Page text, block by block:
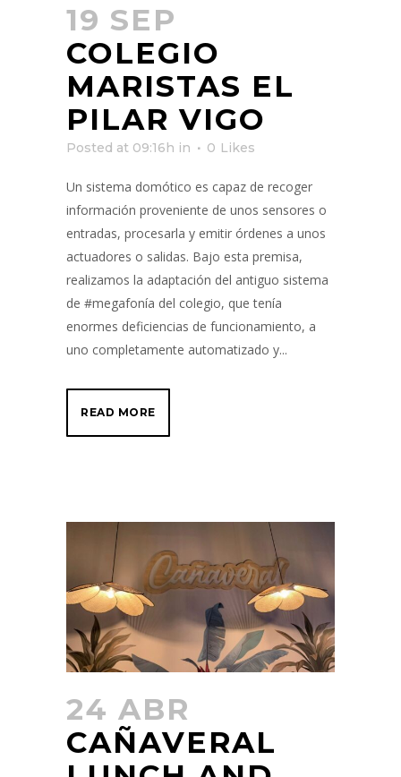
19 SEP
COLEGIO
MARISTAS EL
PILAR VIGO
Posted at 09:16h in 0 Likes
Un sistema domótico es capaz de recoger
información proveniente de unos sensores o
entradas, procesarla y emitir órdenes a unos
actuadores o salidas. Bajo esta premisa,
realizamos la adaptación del antiguo sistema
de #megafonía del colegio, que tenía
enormes deficiencias de funcionamiento, a
uno completamente automatizado y...
READ MORE
24 ABR
CAÑAVERAL